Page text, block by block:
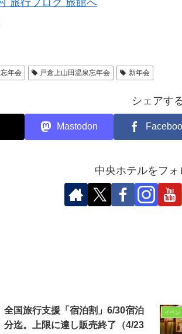
忘年会 戸倉上山田温泉忘年会 新年会
シェアす
Mastodon
中央ホテルをフォ
全国旅行支援「宿泊割」6/30宿泊
分迄。上限に達し販売終了（4/23
イベン